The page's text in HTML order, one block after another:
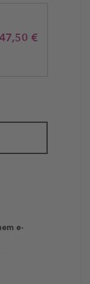
47,50 €
e-